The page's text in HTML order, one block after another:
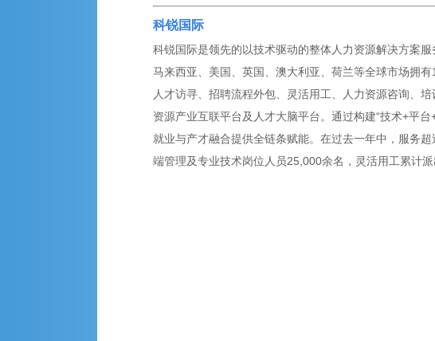
科锐国际
科锐国际是领先的以技术驱动的整体人力资源解决方案
马来西亚、美国、英国、澳大利亚、荷兰等全球市场拥
人才访寻、招聘流程外包、灵活用工、人力资源咨询、
资源产业互联平台及人才大脑平台。通过构建“技术+平
就业与产才融合提供全链条赋能。在过去一年中，服务
端管理及专业技术岗位人员25,000余名，灵活用工累计